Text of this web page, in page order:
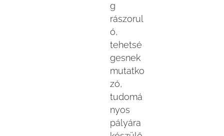
g
rászorul
ó,
tehetsé
gesnek
mutatko
zó,
tudomá
nyos
pályára